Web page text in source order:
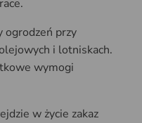
ogrodzeń przy
i lotniskach.
wymogi
w życie zakaz